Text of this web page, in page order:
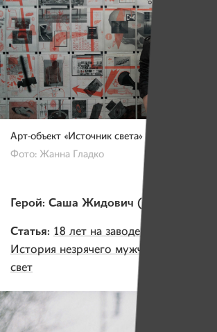
Арт-объект «Источник света»
Фото: Жанна Гладко
Герой: Саша Жидович (Молодечно)
Статья: 18 лет на заводе, зарплата —
История незрячего мужчины, который
свет